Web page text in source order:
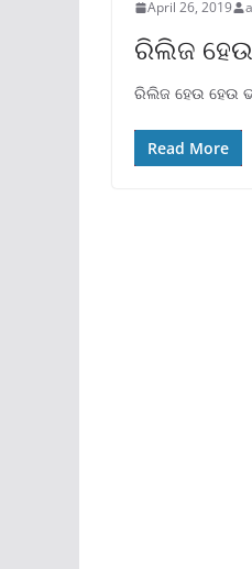
April 26, 2019
ରିଲିଜ ହେଉ
ରିଲିଜ ହେଉ ହେଉ
Read More